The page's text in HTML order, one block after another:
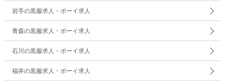
岩手の黒服求人・ボーイ求人
青森の黒服求人・ボーイ求人
石川の黒服求人・ボーイ求人
福井の黒服求人・ボーイ求人